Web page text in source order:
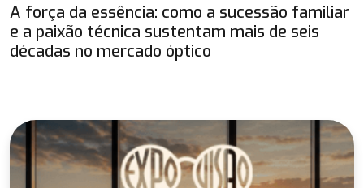
A força da essência: como a sucessão familiar
e a paixão técnica sustentam mais de seis
décadas no mercado óptico